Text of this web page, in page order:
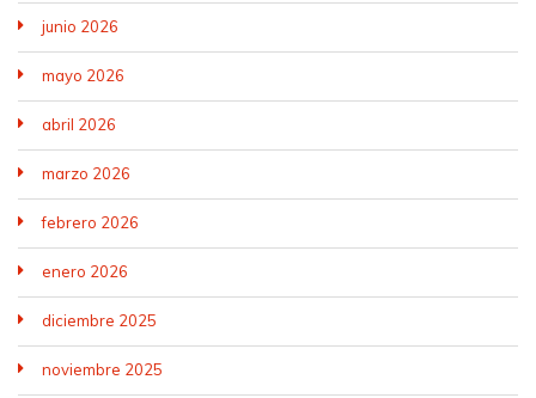
junio 2026
mayo 2026
abril 2026
marzo 2026
febrero 2026
enero 2026
diciembre 2025
noviembre 2025